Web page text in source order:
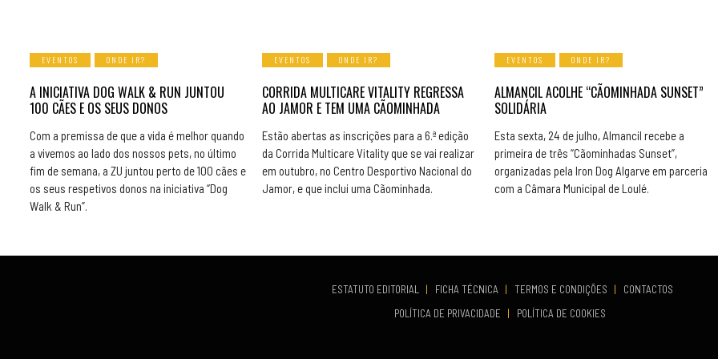
EVENTOS ONDE IR?
A INICIATIVA DOG WALK & RUN JUNTOU
100 CÃES E OS SEUS DONOS
Com a premissa de que a vida é melhor quando
a vivemos ao lado dos nossos pets, no último
fim de semana, a ZU juntou perto de 100 cães e
os seus respetivos donos na iniciativa “Dog
Walk & Run”.
EVENTOS ONDE IR?
CORRIDA MULTICARE VITALITY REGRESSA
AO JAMOR E TEM UMA CÃOMINHADA
Estão abertas as inscrições para a 6.ª edição
da Corrida Multicare Vitality que se vai realizar
em outubro, no Centro Desportivo Nacional do
Jamor, e que inclui uma Cãominhada.
EVENTOS ONDE IR?
ALMANCIL ACOLHE “CÃOMINHADA SUNSET”
SOLIDÁRIA
Esta sexta, 24 de julho, Almancil recebe a
primeira de três “Cãominhadas Sunset”,
organizadas pela Iron Dog Algarve em parceria
com a Câmara Municipal de Loulé.
ESTATUTO EDITORIAL | FICHA TÉCNICA | TERMOS E CONDIÇÕES |
CONTACTOS
POLÍTICA DE PRIVACIDADE
| POLÍTICA DE COOKIES